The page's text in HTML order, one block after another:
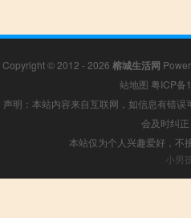
Copyright © 2012 - 2026 榕城生活网
站地图 粤ICP备
声明：本站内容来自互联网，如信息有错
会及时纠
本站仅为个人兴趣爱好，不
小男